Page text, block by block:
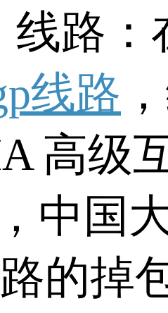
：在
线路
高级
中国
的掉